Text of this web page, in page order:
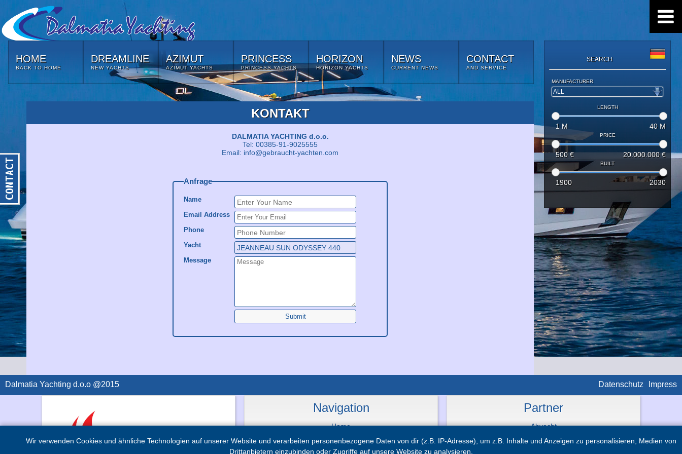
HOME
BACK TO HOME
DREAMLINE
NEW YACHTS
AZIMUT
AZIMUT YACHTS
PRINCESS
PRINCESS YACHTS
HORIZON
HORIZON YACHTS
NEWS
CURRENT NEWS
CONTACT
AND SERVICE
Wir verwenden Cookies und ähnliche Technologien auf unserer Website und verarbeiten personenbezogene Daten von dir (z.B. IP-Adresse), um z.B. Inhalte und Anzeigen zu personalisieren, Medien von
Drittanbietern einzubinden oder Zugriffe auf unsere Website zu analysieren.
SEARCH
MANUFACTURER
LENGTH
1M 40M
PRICE
500€ 20.000.000€
BUILT
1900 2030
KONTAKT
DALMATIA YACHTING d.o.o.
Tel: 00385-91-9025555
Email: info@gebraucht-yachten.com
Anfrage
Name
Email Address
Phone
Yacht
Message
Submit
Dalmatia Yachting d.o.o @2015 Impress
Datenschutz
Partner
Abyacht
TopYachts
Navigation
Home
News
Contact